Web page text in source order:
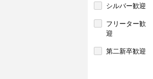
シルバー歓迎
フリーター歓
迎
第二新卒歓迎